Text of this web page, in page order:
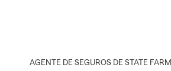
AGENTE DE SEGUROS DE STATE FARM